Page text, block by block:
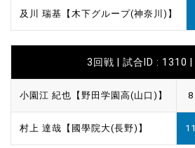
及川 瑞基【木下グループ(神奈川)】
3回戦 | 試合ID : 1310 |
小園江 紀也【野田学園高(山口)】 8
村上 達哉【國學院大(長野)】 11